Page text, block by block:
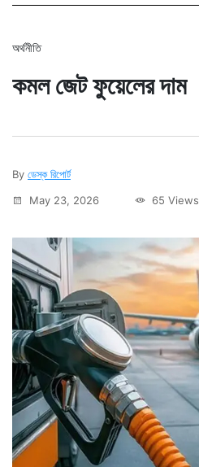
অর্থনীতি
কমল জেট ফুয়েলের দাম
By ডেস্ক রিপোর্ট
May 23, 2026
65 Views